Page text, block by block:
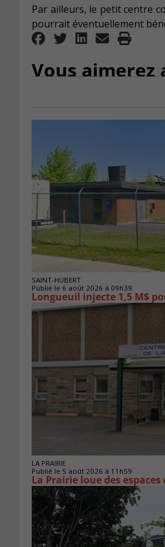
Par ailleurs, le petit centre
pourrait éventuellement
Vous aimerez
SAINT-HUBERT
Publié le 6 août 2026 à 09h39
Longueuil injecte 1,5 M$
LA PRAIRIE
Publié le 5 août 2026 à 11h59
La Prairie loue des